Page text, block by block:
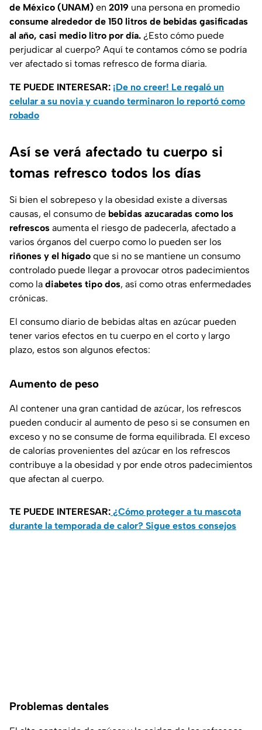
de México (UNAM) en 2019 una persona en promedio
consume alrededor de 150 litros de bebidas gasificadas
al año, casi medio litro por día. ¿Esto cómo puede
perjudicar al cuerpo? Aquí te contamos cómo se podría
ver afectado si tomas refresco de forma diaria.
TE PUEDE INTERESAR: ¡De no creer! Le regaló un
celular a su novia y cuando terminaron lo reportó como
robado
Así se verá afectado tu cuerpo si
tomas refresco todos los días
Si bien el sobrepeso y la obesidad existe a diversas
causas, el consumo de bebidas azucaradas como los
refrescos aumenta el riesgo de padecerla, afectado a
varios órganos del cuerpo como lo pueden ser los
riñones y el hígado que si no se mantiene un consumo
controlado puede llegar a provocar otros padecimientos
como la diabetes tipo dos, así como otras enfermedades
crónicas.
El consumo diario de bebidas altas en azúcar pueden
tener varios efectos en tu cuerpo en el corto y largo
plazo, estos son algunos efectos:
Aumento de peso
Al contener una gran cantidad de azúcar, los refrescos
pueden conducir al aumento de peso si se consumen en
exceso y no se consume de forma equilibrada. El exceso
de calorías provenientes del azúcar en los refrescos
contribuye a la obesidad y por ende otros padecimientos
que afectan al cuerpo.
TE PUEDE INTERESAR: ¿Cómo proteger a tu mascota
durante la temporada de calor? Sigue estos consejos
Problemas dentales